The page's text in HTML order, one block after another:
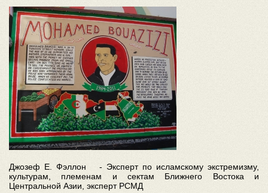
Джозеф Е. Фэллон - Эксперт по исламскому экстремизму,
культурам, племенам и сектам Ближнего Востока и
Центральной Азии, эксперт РСМД